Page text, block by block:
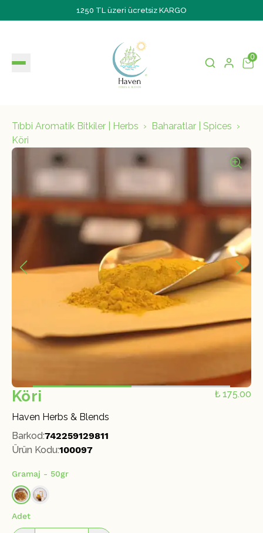
1250 TL üzeri ücretsiz KARGO
0
Tıbbi Aromatik Bitkiler | Herbs
Baharatlar | Spices
Köri
Köri ₺ 175.00
Haven Herbs & Blends
Barkod:742259129811
Ürün Kodu:100097
Gramaj - 50gr
Adet